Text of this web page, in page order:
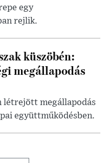
egy
rejlik.
küszöbén:
megállapodás
létrejött megállapodás
együttműködésben.